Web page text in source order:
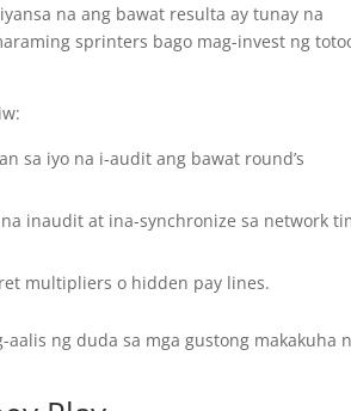
na ang bawat resulta ay tunay na
sprinters bago mag-invest ng
sa iyo na i-audit ang bawat round’s
inaudit at ina-synchronize sa network
multipliers o hidden pay lines.
ng duda sa mga gustong makakuha